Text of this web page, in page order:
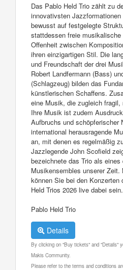
Das Pablo Held Trio zählt zu
innovativsten
bewusst auf festgelegte
stattdessen freie
Offenheit zwischen
ihren einzigartigen Stil. Die
und Freundschaft der drei
Robert Landfermann (Bass)
(Schlagzeug) bilden das
künstlerischen Schaffens.
eine Musik, die zugleich
Ihre Musik ist zudem
Aufbruchs und schöpferischer
international herausragende
an, mit denen es regelmäßig
Jazzlegende John Scofield
bezeichnete das Trio als eines
Musikensembles unserer
können Sie bei den Konzerten
Held Trios 2026 live dabei sein.
Pablo Held Trio
Details
By clicking on "Buy tickets" and "Details"
Makis Community.
Please refer to the terms and conditions